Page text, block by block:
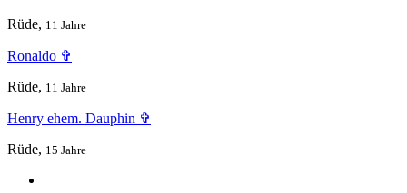
Rüde, 11 Jahre
Ronaldo ✞
Rüde, 11 Jahre
Henry ehem. Dauphin ✞
Rüde, 15 Jahre